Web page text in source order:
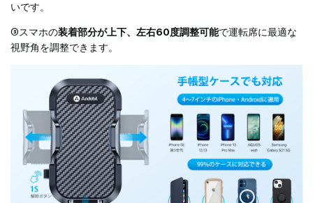
いです。
③スマホの装着部分が上下、左右60度調整可能で運転席に最適な
視野角を調整できます。
ログインする 登録